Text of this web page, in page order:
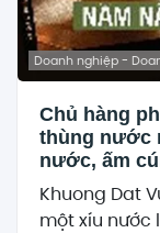
Doanh nghiệp -
Chủ hàng
thùng nước
nước, ấm
Khuong Dat
một xíu nước